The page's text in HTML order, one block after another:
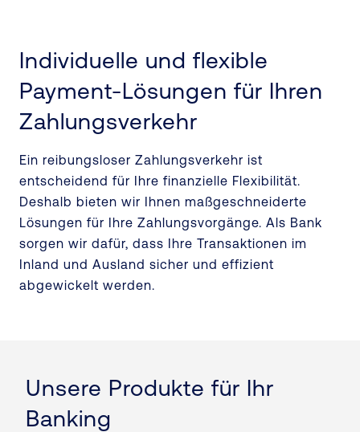
Individuelle und flexible
Payment-Lösungen für Ihren
Zahlungsverkehr
Ein reibungsloser Zahlungsverkehr ist
entscheidend für Ihre finanzielle Flexibilität.
Deshalb bieten wir Ihnen maßgeschneiderte
Lösungen für Ihre Zahlungsvorgänge. Als Bank
sorgen wir dafür, dass Ihre Transaktionen im
Inland und Ausland sicher und effizient
abgewickelt werden.
Unsere Produkte für Ihr
Banking